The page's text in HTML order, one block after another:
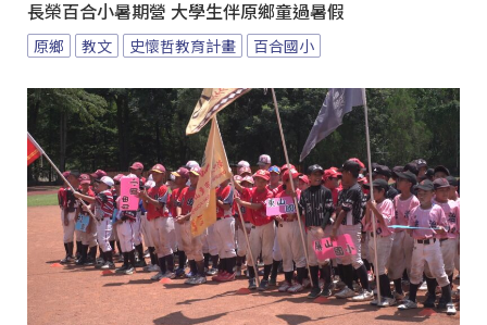
長榮百合小暑期營 大學生伴原鄉童過暑假
原鄉 教文 史懷哲教育計畫 百合國小